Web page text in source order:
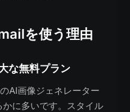
を使う理由
な無料プラン
AI画像ジェネレーター
に多いです。スタイル